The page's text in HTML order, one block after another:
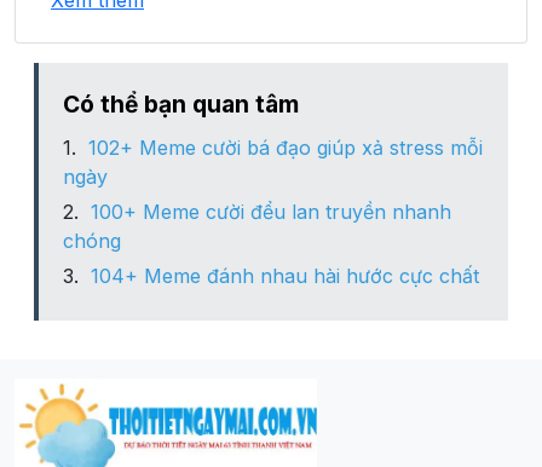
Xã Kim Phú
Xã Lưỡng Vượng
Xã Thái Long
Có thể bạn quan tâm
102+ Meme cười bá đạo giúp xả stress mỗi
ngày
100+ Meme cười đểu lan truyền nhanh
chóng
104+ Meme đánh nhau hài hước cực chất